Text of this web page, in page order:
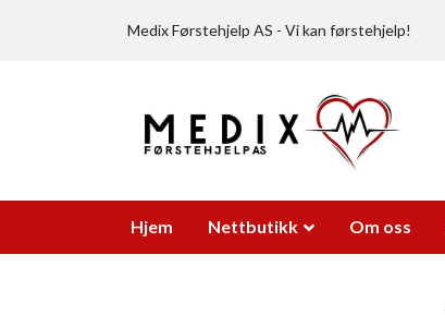
Medix Førstehjelp AS - Vi kan førstehjelp!
Hjem Nettbutikk Om oss